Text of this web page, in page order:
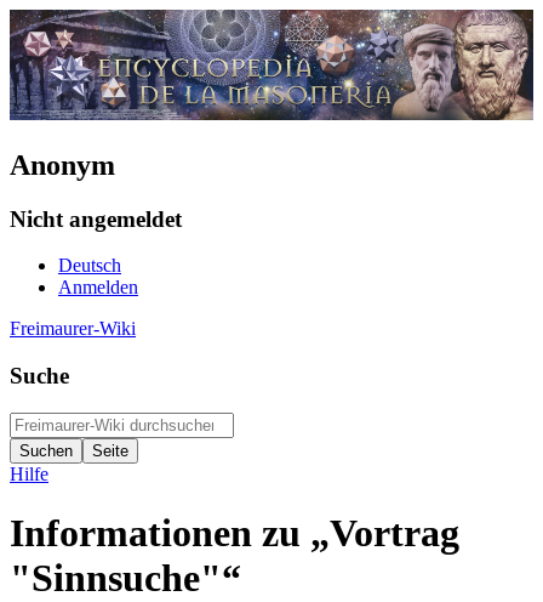
Anonym
Nicht angemeldet
Deutsch
Anmelden
Freimaurer-Wiki
Suche
Hilfe
Informationen zu „Vortrag
"Sinnsuche"“